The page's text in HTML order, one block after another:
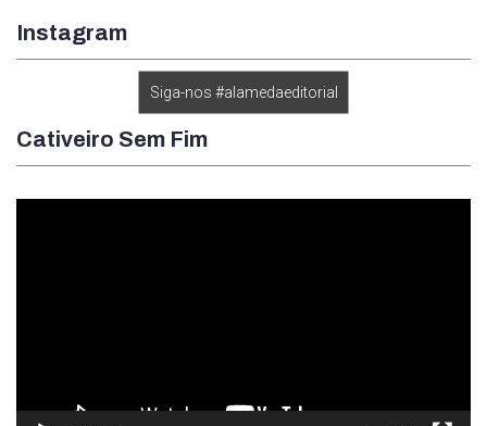
Instagram
Siga-nos #alamedaeditorial
Cativeiro Sem Fim